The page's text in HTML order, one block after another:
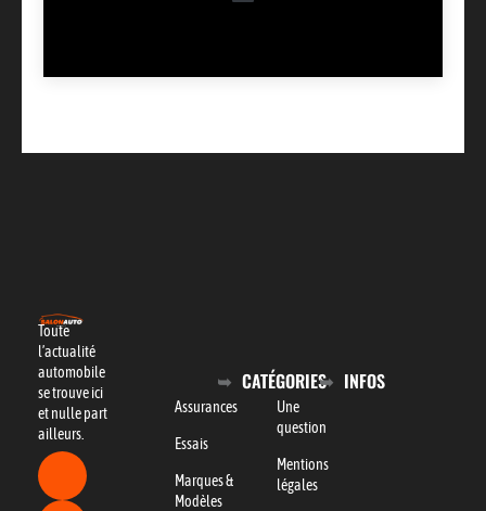
Toute
l’actualité
automobile
se trouve ici
et nulle part
ailleurs.
CATÉGORIES
Assurances
Essais
Marques &
Modèles
INFOS
Une
question
Mentions
légales